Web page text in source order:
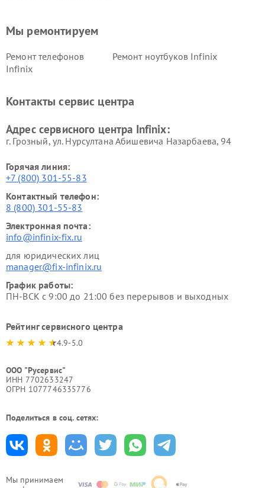
Мы принимаем
Мы ремонтируем
Ремонт телефонов
Infinix
Ремонт ноутбуков Infinix
Контакты сервис центра
Адрес сервисного центра Infinix:
г. Грозный, ул. Нурсултана Абишевича Назарбаева, 94
Горячая линия:
+7 (800) 301-55-83
Контактный телефон:
8 (800) 301-55-83
Электронная почта:
info@infinix-fix.ru
для юридических лиц
manager@fix-infinix.ru
График работы:
ПН-ВСК с 9:00 до 21:00 без перерывов и выходных
Рейтинг сервисного центра
4.9-5.0
ООО "Русервис"
ИНН 7702633247
ОГРН 1077746335776
Поделиться в соц. сетях: